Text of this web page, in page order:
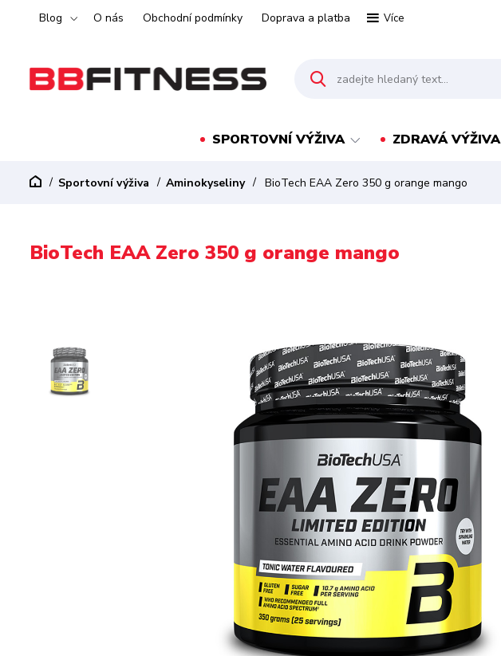
Blog O nás Obchodní podmínky Doprava a platba Více
SPORTOVNÍ VÝŽIVA ZDRAVÁ VÝŽIVA
Sportovní výživa Aminokyseliny BioTech EAA Zero 350 g orange mango
BioTech EAA Zero 350 g orange mango